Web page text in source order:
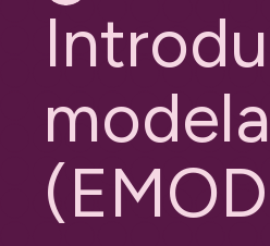
Introdu
modela
(EMOD